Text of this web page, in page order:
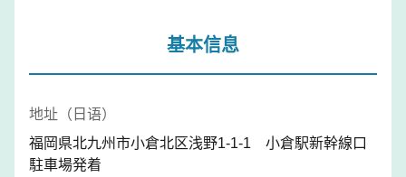
基本信息
地址（日语）
福岡県北九州市小倉北区浅野1-1-1 小倉駅新幹線口
駐車場発着